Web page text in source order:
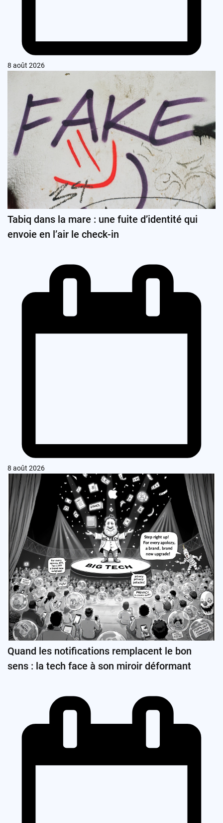
8 août 2026
Tabiq dans la mare : une fuite d’identité qui
envoie en l’air le check-in
8 août 2026
Quand les notifications remplacent le bon
sens : la tech face à son miroir déformant